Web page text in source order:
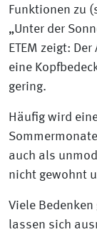
Funktionen zu
„Unter der
ETEM zeigt:
eine
gering.
Häufig wird
auch als
nicht gewohnt
Viele
lassen sich